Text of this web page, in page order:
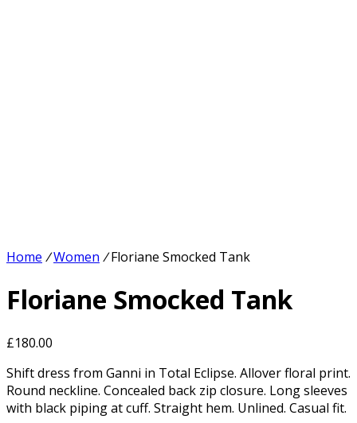
Home /Women /Floriane Smocked Tank
Floriane Smocked Tank
£180.00
Shift dress from Ganni in Total Eclipse. Allover floral print.
Round neckline. Concealed back zip closure. Long sleeves
with black piping at cuff. Straight hem. Unlined. Casual fit.